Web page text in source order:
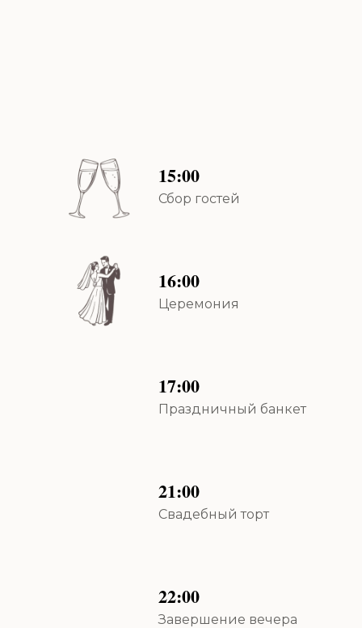
Свадебный торт
21:00
Завершение вечера
22:00
Праздничный банкет
17:00
Сбор гостей
15:00
Церемония
16:00